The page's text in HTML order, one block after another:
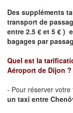
Des suppléments
transport de
entre 2.5 € et 5 € )
bagages par
Quel est la
Aéroport de Dijon ?
- Pour réserver votre
un taxi entre